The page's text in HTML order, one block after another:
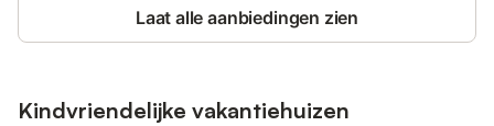
Laat alle aanbiedingen zien
Kindvriendelijke vakantiehuizen